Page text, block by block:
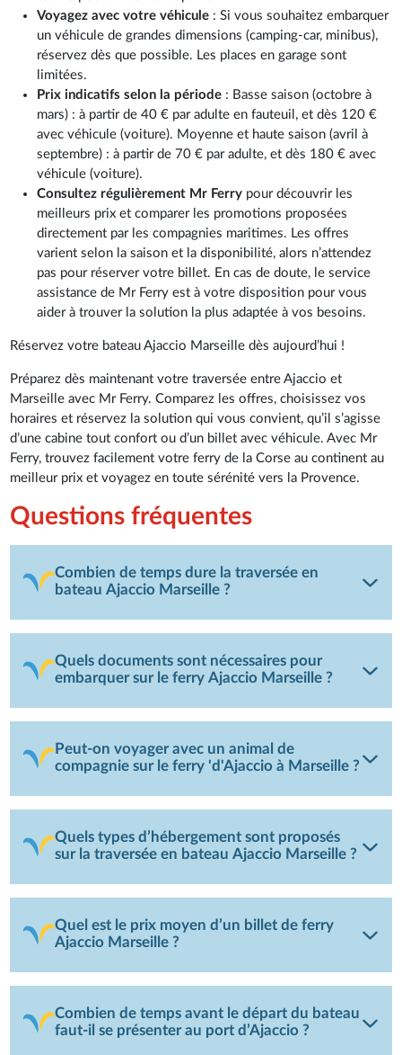
Voyagez avec votre véhicule : Si vous souhaitez embarquer
un véhicule de grandes dimensions (camping-car, minibus),
réservez dès que possible. Les places en garage sont
limitées.
Prix indicatifs selon la période : Basse saison (octobre à
mars) : à partir de 40 € par adulte en fauteuil, et dès 120 €
avec véhicule (voiture). Moyenne et haute saison (avril à
septembre) : à partir de 70 € par adulte, et dès 180 € avec
véhicule (voiture).
Consultez régulièrement Mr Ferry pour découvrir les
meilleurs prix et comparer les promotions proposées
directement par les compagnies maritimes. Les offres
varient selon la saison et la disponibilité, alors n’attendez
pas pour réserver votre billet. En cas de doute, le service
assistance de Mr Ferry est à votre disposition pour vous
aider à trouver la solution la plus adaptée à vos besoins.
Réservez votre bateau Ajaccio Marseille dès aujourd’hui !
Préparez dès maintenant votre traversée entre Ajaccio et
Marseille avec Mr Ferry. Comparez les offres, choisissez vos
horaires et réservez la solution qui vous convient, qu’il s’agisse
d’une cabine tout confort ou d’un billet avec véhicule. Avec Mr
Ferry, trouvez facilement votre ferry de la Corse au continent au
meilleur prix et voyagez en toute sérénité vers la Provence.
Questions fréquentes
Combien de temps dure la traversée en
bateau Ajaccio Marseille ?
Quels documents sont nécessaires pour
embarquer sur le ferry Ajaccio Marseille ?
Peut-on voyager avec un animal de
compagnie sur le ferry 'd'Ajaccio à Marseille ?
Quels types d’hébergement sont proposés
sur la traversée en bateau Ajaccio Marseille ?
Quel est le prix moyen d’un billet de ferry
Ajaccio Marseille ?
Combien de temps avant le départ du bateau
faut-il se présenter au port d’Ajaccio ?